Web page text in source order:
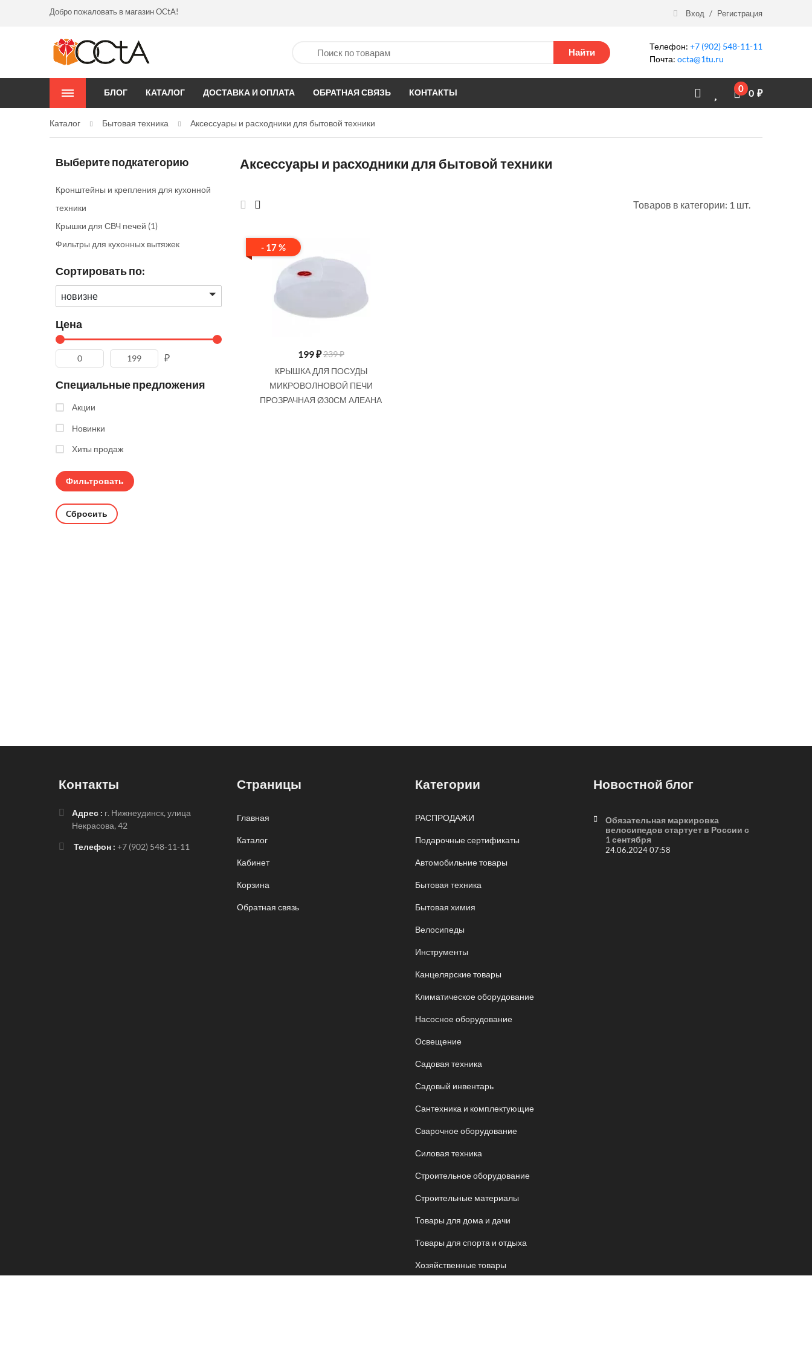
Добро пожаловать в магазин OCtA! Вход / Регистрация
Найти
Телефон: +7 (902) 548-11-11
Почта: octa@1tu.ru
БЛОГ КАТАЛОГ ДОСТАВКА И ОПЛАТА ОБРАТНАЯ СВЯЗЬ КОНТАКТЫ 0 0 ₽
Каталог Бытовая техника Аксессуары и расходники для бытовой техники
Выберите подкатегорию
Кронштейны и крепления для кухонной
техники
Крышки для СВЧ печей (1)
Фильтры для кухонных вытяжек
Сортировать по:
новизне
Цена
₽
Специальные предложения
Акции
Новинки
Хиты продаж
Cбросить
Аксессуары и расходники для бытовой техники
Товаров в категории: 1 шт.
- 17 %
199₽239 ₽
КРЫШКА ДЛЯ ПОСУДЫ
МИКРОВОЛНОВОЙ ПЕЧИ
ПРОЗРАЧНАЯ Ø30СМ АЛЕАНА
Контакты
Адрес : г. Нижнеудинск, улица
Некрасова, 42
Телефон : +7 (902) 548-11-11
Страницы
Главная
Каталог
Кабинет
Корзина
Обратная связь
Категории
РАСПРОДАЖИ
Подарочные сертификаты
Автомобильние товары
Бытовая техника
Бытовая химия
Велосипеды
Инструменты
Канцелярские товары
Климатическое оборудование
Насосное оборудование
Освещение
Садовая техника
Садовый инвентарь
Сантехника и комплектующие
Сварочное оборудование
Силовая техника
Строительное оборудование
Строительные материалы
Товары для дома и дачи
Товары для спорта и отдыха
Хозяйственные товары
Новостной блог
Обязательная маркировка
велосипедов стартует в России с
1 сентября
24.06.2024 07:58